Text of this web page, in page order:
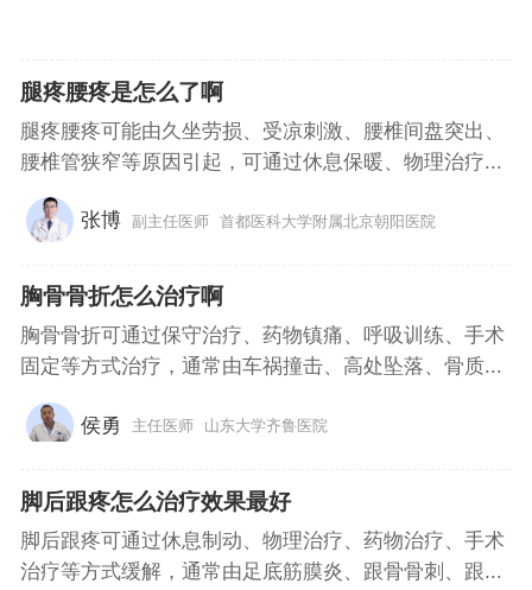
腿疼腰疼是怎么了啊
腿疼腰疼可能由久坐劳损、受凉刺激、腰椎间盘突出、
腰椎管狭窄等原因引起，可通过休息保暖、物理治疗...
张博 副主任医师 首都医科大学附属北京朝阳医院
胸骨骨折怎么治疗啊
胸骨骨折可通过保守治疗、药物镇痛、呼吸训练、手术
固定等方式治疗，通常由车祸撞击、高处坠落、骨质...
侯勇 主任医师 山东大学齐鲁医院
脚后跟疼怎么治疗效果最好
脚后跟疼可通过休息制动、物理治疗、药物治疗、手术
治疗等方式缓解，通常由足底筋膜炎、跟骨骨刺、跟...